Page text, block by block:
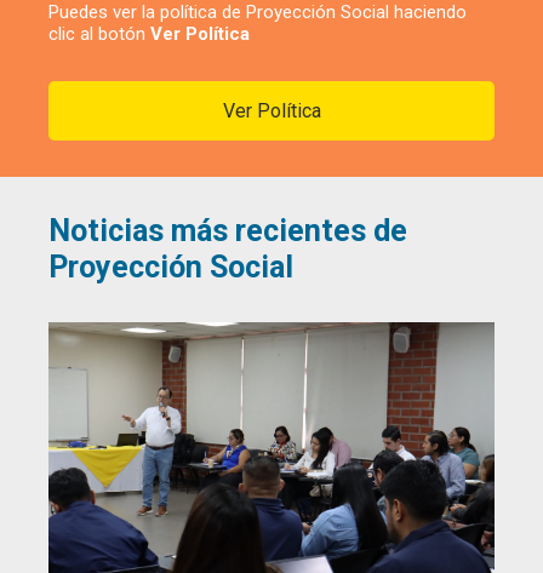
Puedes ver la política de Proyección Social haciendo
clic al botón Ver Política
Ver Política
Noticias más recientes de
Proyección Social